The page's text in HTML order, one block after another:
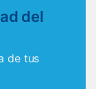
del
de tus